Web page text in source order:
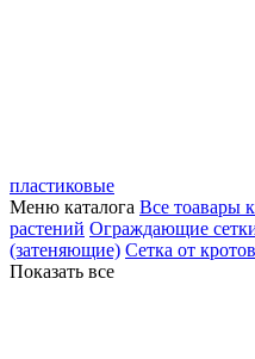
пластиковые
Меню каталога Все тоавары
растений Ограждающие
(затеняющие) Сетка от кротов
Показать все